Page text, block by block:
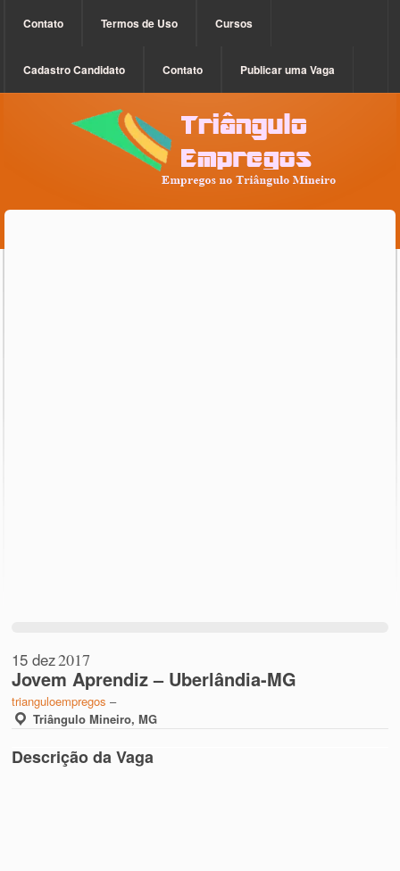
Contato Termos de Uso Cursos
Cadastro Candidato Contato Publicar uma Vaga
15 dez2017
Jovem Aprendiz – Uberlândia-MG
trianguloempregos –
Triângulo Mineiro, MG
Descrição da Vaga